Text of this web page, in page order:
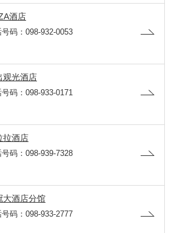
酒店
号码：098-932-0053
观光酒店
号码：098-933-0171
拉酒店
号码：098-939-7328
大酒店分馆
号码：098-933-2777